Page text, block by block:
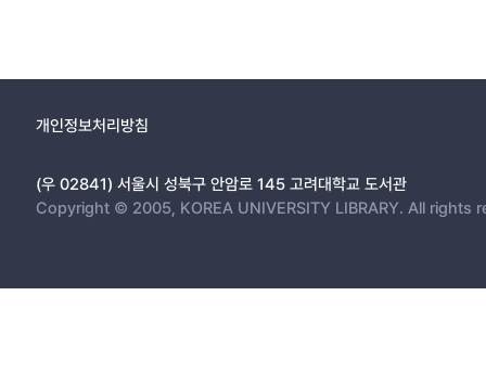
개인정보처리방침
(우 02841) 서울시 성북구 안암로 145 고려대학교 도서관
Copyright © 2005, KOREA UNIVERSITY LIBRARY. All rights